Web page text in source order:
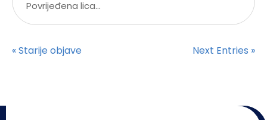
Povrijeđena lica...
« Starije objave Next Entries »